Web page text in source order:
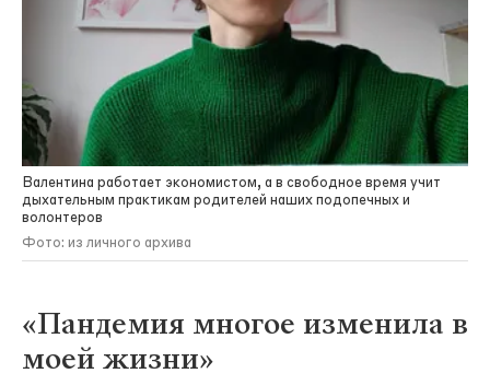
Валентина работает экономистом, а в свободное время учит
дыхательным практикам родителей наших подопечных и
волонтеров
Фото: из личного архива
«Пандемия многое изменила в
моей жизни»